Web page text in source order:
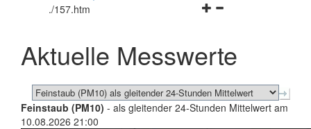
Navigationsmenü
schließen
./157.htm
Aktuelle Messwerte
Feinstaub (PM10) - als gleitender 24-Stunden Mittelwert am
10.08.2026 21:00